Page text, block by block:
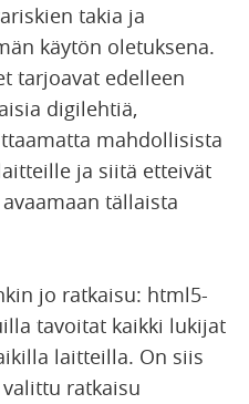
takia ja
käytön oletuksena.
tarjoavat edelleen
digilehtiä,
mahdollisista
ja siitä etteivät
tällaista
jo ratkaisu: html5-
tavoitat kaikki lukijat
laitteilla. On siis
ratkaisu